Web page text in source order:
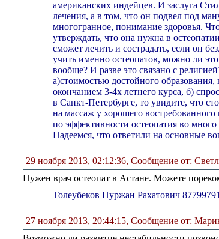
американских индейцев. И заслуга
лечения, а в том, что он подвел под
многогранное, понимание здоровья.
утверждать, что она нужна в
сможет лечить и сострадать, если он
учить именно остеопатов, можно ли
вообще? И разве это связано с
а)стоимостью достойного образования,
окончанием 3-4х летнего курса, б)
в Санкт-Петербурге, то увидите, что
на массаж у хорошего
по эффективности остеопатия во
Надеемся, что ответили на основные
29 ноября 2013, 02:12:36, Сообщение от:
Нужен врач остеопат в Астане. Можете
Толеубеков Нуржан Рахатович
27 ноября 2013, 20:44:15, Сообщение от: